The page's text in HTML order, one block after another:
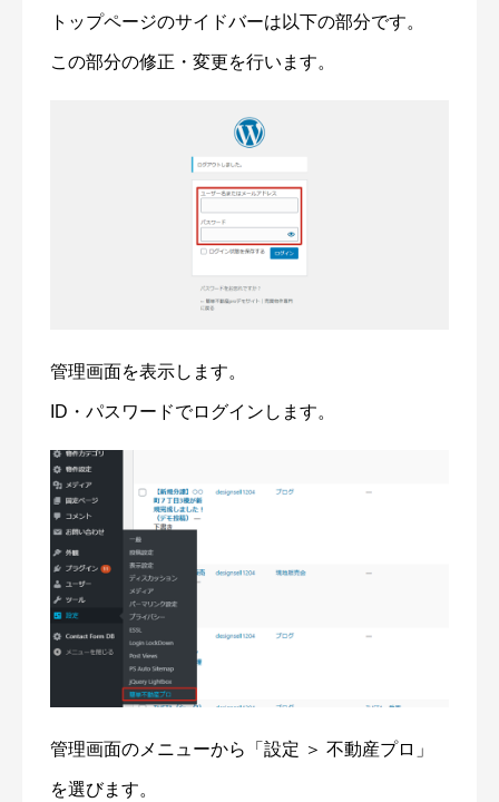
トップページのサイドバーは以下の部分です。
この部分の修正・変更を行います。
管理画面を表示します。
ID・パスワードでログインします。
管理画面のメニューから「設定 ＞ 不動産プロ」
を選びます。